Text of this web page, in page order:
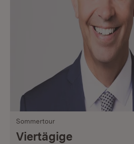
Sommertour
Viertägige